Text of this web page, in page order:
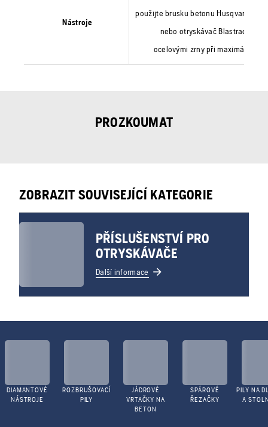
Nástroje
použijte brusku betonu Husqvarna s
nebo otryskávač Blastrac s
ocelovými zrny při maximální
PROZKOUMAT
ZOBRAZIT SOUVISEJÍCÍ KATEGORIE
PŘÍSLUŠENSTVÍ PRO
OTRYSKÁVAČE
Další informace
DIAMANTOVÉ
NÁSTROJE
ROZBRUŠOVACÍ
PILY
JÁDROVÉ
VRTAČKY NA
BETON
SPÁROVÉ
ŘEZAČKY
PILY NA
A